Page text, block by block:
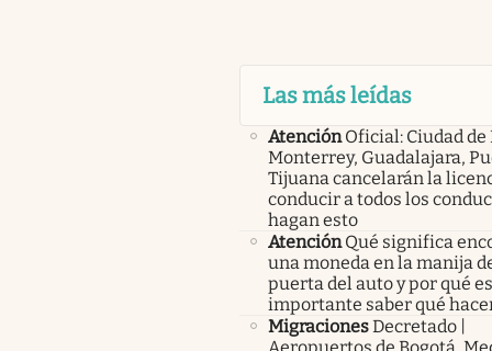
Las más leídas
Atención Oficial: Ciudad de
Monterrey, Guadalajara,
Tijuana cancelarán la
conducir a todos los
hagan esto
Atención Qué significa
una moneda en la manija
puerta del auto y por qué es
importante saber qué
MigracionesDecretado |